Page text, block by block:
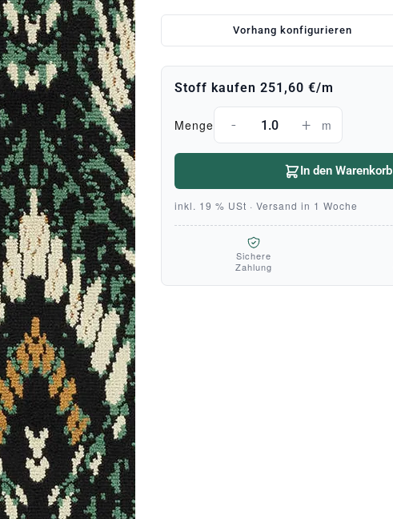
Vorhang konfigurieren
Stoff kaufen 251,60 €/m
Menge - + m
In den Warenkorb
inkl. 19 % USt · Versand in 1 Woche
Sichere
Zahlung